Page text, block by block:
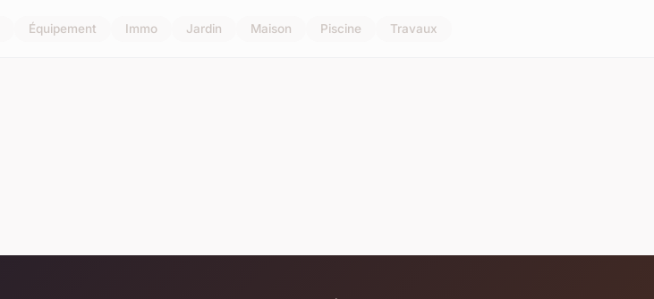
Équipement Immo Jardin Maison Piscine Travaux